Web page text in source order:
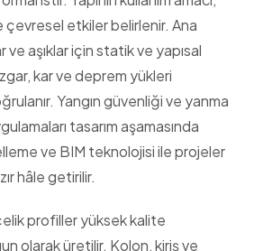
çevresel etkiler belirlenir. Ana
ve aşıklar için statik ve yapısal
kar ve deprem yükleri
Yangın güvenliği ve yanma
tasarım aşamasında
ve BIM teknolojisi ile projeler
hâle getirilir.
profiller yüksek kalite
olarak üretilir. Kolon, kiriş ve